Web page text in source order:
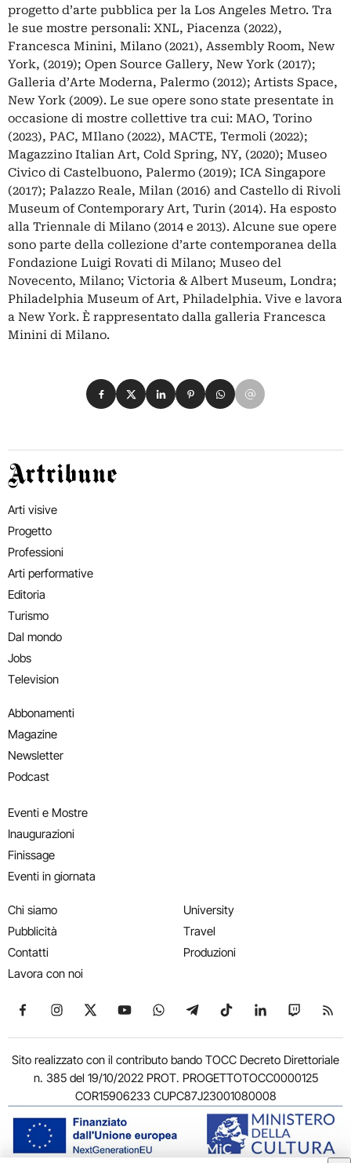
progetto d’arte pubblica per la Los Angeles Metro. Tra
le sue mostre personali: XNL, Piacenza (2022),
Francesca Minini, Milano (2021), Assembly Room, New
York, (2019); Open Source Gallery, New York (2017);
Galleria d’Arte Moderna, Palermo (2012); Artists Space,
New York (2009). Le sue opere sono state presentate in
occasione di mostre collettive tra cui: MAO, Torino
(2023), PAC, MIlano (2022), MACTE, Termoli (2022);
Magazzino Italian Art, Cold Spring, NY, (2020); Museo
Civico di Castelbuono, Palermo (2019); ICA Singapore
(2017); Palazzo Reale, Milan (2016) and Castello di Rivoli
Museum of Contemporary Art, Turin (2014). Ha esposto
alla Triennale di Milano (2014 e 2013). Alcune sue opere
sono parte della collezione d’arte contemporanea della
Fondazione Luigi Rovati di Milano; Museo del
Novecento, Milano; Victoria & Albert Museum, Londra;
Philadelphia Museum of Art, Philadelphia. Vive e lavora
a New York. È rappresentato dalla galleria Francesca
Minini di Milano.
Condividi su Facebook
Condividi su X
Condividi su LinkedIn
Condividi su Pinterest
Condividi su WhatsApp
Condividi su Email
Artribune
Arti visive
Progetto
Professioni
Arti performative
Editoria
Turismo
Dal mondo
Jobs
Television
Abbonamenti
Magazine
Newsletter
Podcast
Eventi e Mostre
Inaugurazioni
Finissage
Eventi in giornata
Chi siamo
Pubblicità
Contatti
Lavora con noi
University
Travel
Produzioni
Seguici su Facebook
Seguici su Instagram
Seguici su X
Seguici su YouTube
Seguici su WhatsApp
Seguici su Telegram
Seguici su TikTok
Seguici su
Seguici
Sito realizzato con il contributo bando TOCC Decreto Direttoriale
n. 385 del 19/10/2022 PROT. PROGETTOTOCC0000125
COR15906233 CUPC87J23001080008